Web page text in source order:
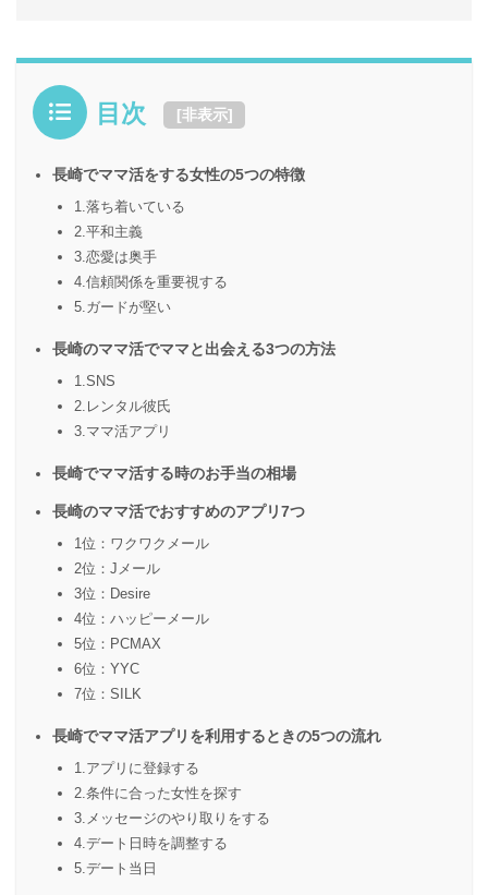
目次 [非表示]
長崎でママ活をする女性の5つの特徴
1.落ち着いている
2.平和主義
3.恋愛は奥手
4.信頼関係を重要視する
5.ガードが堅い
長崎のママ活でママと出会える3つの方法
1.SNS
2.レンタル彼氏
3.ママ活アプリ
長崎でママ活する時のお手当の相場
長崎のママ活でおすすめのアプリ7つ
1位：ワクワクメール
2位：Jメール
3位：Desire
4位：ハッピーメール
5位：PCMAX
6位：YYC
7位：SILK
長崎でママ活アプリを利用するときの5つの流れ
1.アプリに登録する
2.条件に合った女性を探す
3.メッセージのやり取りをする
4.デート日時を調整する
5.デート当日